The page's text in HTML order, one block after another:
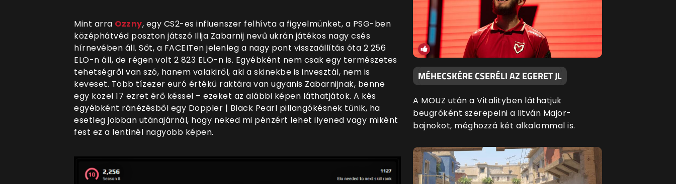
Mint arra Ozzny, egy CS2-es influenszer felhívta a figyelmünket, a PSG-ben
középhátvéd poszton játszó Illja Zabarnij nevű ukrán játékos nagy csés
hírnevében áll. Sőt, a FACEITen jelenleg a nagy pont visszaállítás óta 2 256
ELO-n áll, de régen volt 2 823 ELO-n is. Egyébként nem csak egy természetes
tehetségről van szó, hanem valakiről, aki a skinekbe is invesztál, nem is
keveset. Több tízezer euró értékű raktára van ugyanis Zabarnijnak, benne
egy közel 17 ezret érő késsel – ezeket az alábbi képen láthatjátok. A kés
egyébként ránézésből egy Doppler | Black Pearl pillangókésnek tűnik, ha
esetleg jobban utánajárnál, hogy neked mi pénzért lehet ilyened vagy miként
fest ez a lentinél nagyobb képen.
MÉHECSKÉRE CSERÉLI AZ EGERET JL
A MOUZ után a Vitalityben láthatjuk
beugróként szerepelni a litván Major-
bajnokot, méghozzá két alkalommal is.